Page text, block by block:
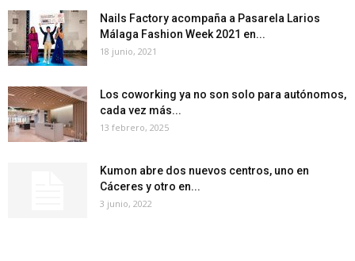
Nails Factory acompaña a Pasarela Larios
Málaga Fashion Week 2021 en...
18 junio, 2021
Los coworking ya no son solo para autónomos,
cada vez más...
13 febrero, 2025
Kumon abre dos nuevos centros, uno en
Cáceres y otro en...
3 junio, 2022